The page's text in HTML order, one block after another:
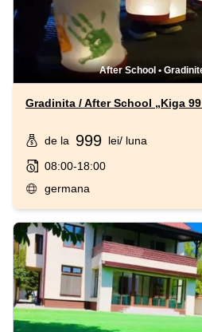
After School •
Gradinita / After School „Kiga
de la 999 lei/ luna
08:00-18:00
germana